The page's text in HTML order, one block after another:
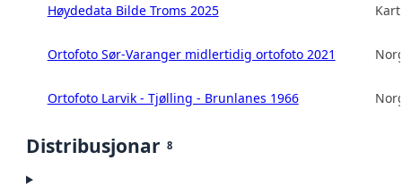
Høydedata Bilde Troms 2025
Ortofoto Sør-Varanger midlertidig ortofoto 2021
Ortofoto Larvik - Tjølling - Brunlanes 1966
Distribusjonar 8